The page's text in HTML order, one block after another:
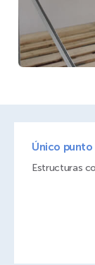
Único punto
Estructuras